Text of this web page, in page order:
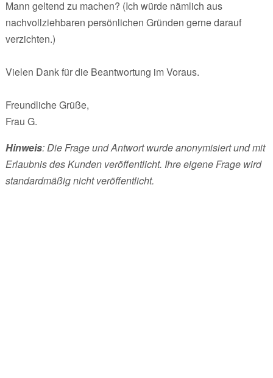
Mann geltend zu machen? (Ich würde nämlich aus
nachvollziehbaren persönlichen Gründen gerne darauf
verzichten.)
Vielen Dank für die Beantwortung im Voraus.
Freundliche Grüße,
Frau G.
Hinweis: Die Frage und Antwort wurde anonymisiert und mit
Erlaubnis des Kunden veröffentlicht. Ihre eigene Frage wird
standardmäßig nicht veröffentlicht.